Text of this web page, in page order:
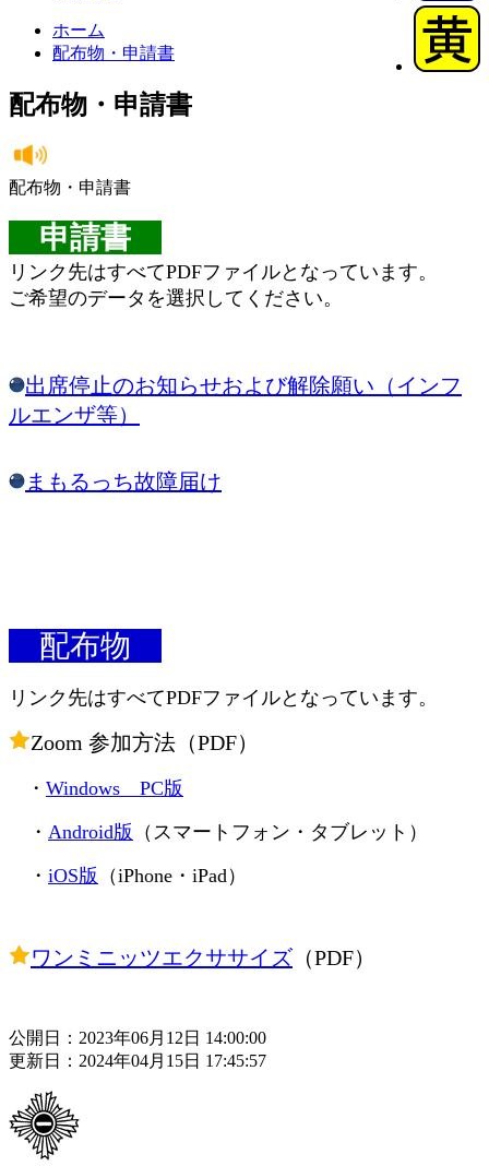
ホーム
配布物・申請書
配布物・申請書
配布物・申請書
申請書
リンク先はすべてPDFファイルとなっています。
ご希望のデータを選択してください。
出席停止のお知らせおよび解除願い（インフ
ルエンザ等）
まもるっち故障届け
配布物
リンク先はすべてPDFファイルとなっています。
Zoom 参加方法（PDF）
・ Windows PC版
・ Android版 （スマートフォン・タブレット）
・ iOS版 （iPhone・iPad）
ワンミニッツエクササイズ （PDF）
公開日：2023年06月12日 14:00:00
更新日：2024年04月15日 17:45:57